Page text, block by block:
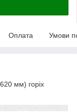
Оплата Умови
мм) горіх